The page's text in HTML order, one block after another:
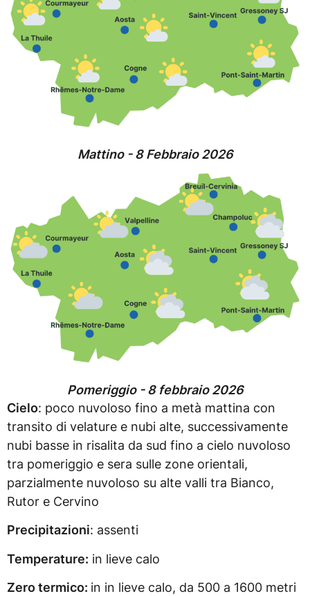
Mattino - 8 Febbraio 2026
Pomeriggio - 8 febbraio 2026
Cielo: poco nuvoloso fino a metà mattina con
transito di velature e nubi alte, successivamente
nubi basse in risalita da sud fino a cielo nuvoloso
tra pomeriggio e sera sulle zone orientali,
parzialmente nuvoloso su alte valli tra Bianco,
Rutor e Cervino
Precipitazioni: assenti
Temperature: in lieve calo
Zero termico: in in lieve calo, da 500 a 1600 metri